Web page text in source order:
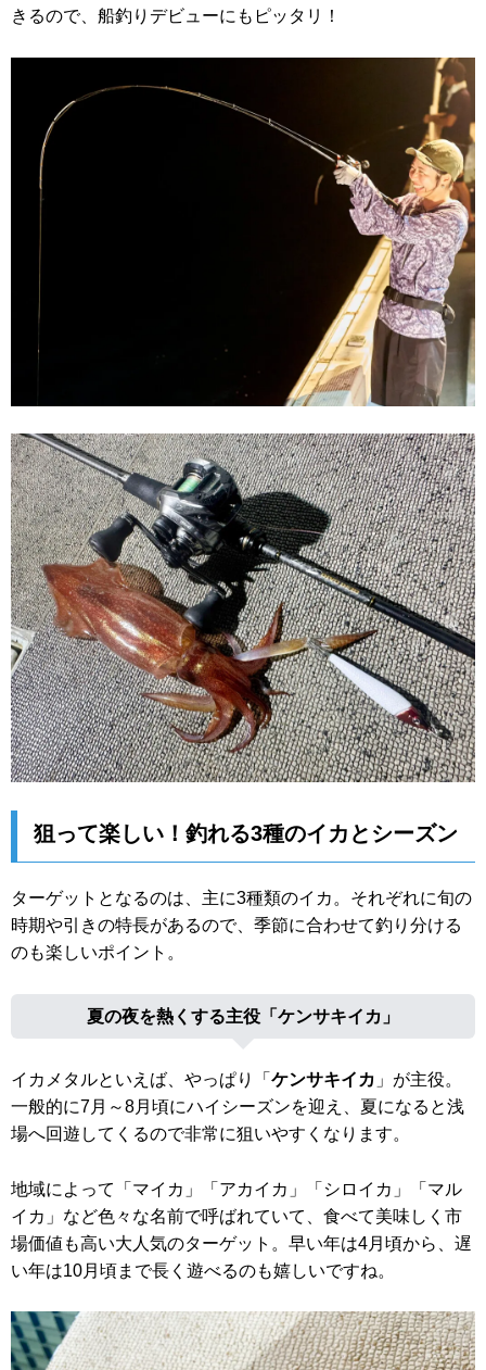
きるので、船釣りデビューにもピッタリ！
狙って楽しい！釣れる3種のイカとシーズン
ターゲットとなるのは、主に3種類のイカ。それぞれに旬の
時期や引きの特長があるので、季節に合わせて釣り分ける
のも楽しいポイント。
夏の夜を熱くする主役「ケンサキイカ」
イカメタルといえば、やっぱり「 ケンサキイカ 」が主役。
一般的に7月～8月頃にハイシーズンを迎え、夏になると浅
場へ回遊してくるので非常に狙いやすくなります。
地域によって「マイカ」「アカイカ」「シロイカ」「マル
イカ」など色々な名前で呼ばれていて、食べて美味しく市
場価値も高い大人気のターゲット。早い年は4月頃から、遅
い年は10月頃まで長く遊べるのも嬉しいですね。